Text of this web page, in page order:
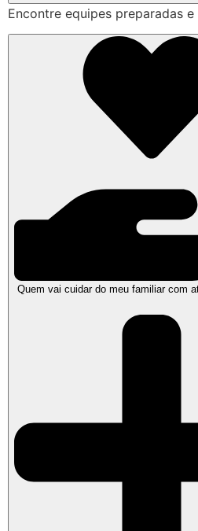
Encontre equipes preparadas
Quem vai cuidar do meu familiar com